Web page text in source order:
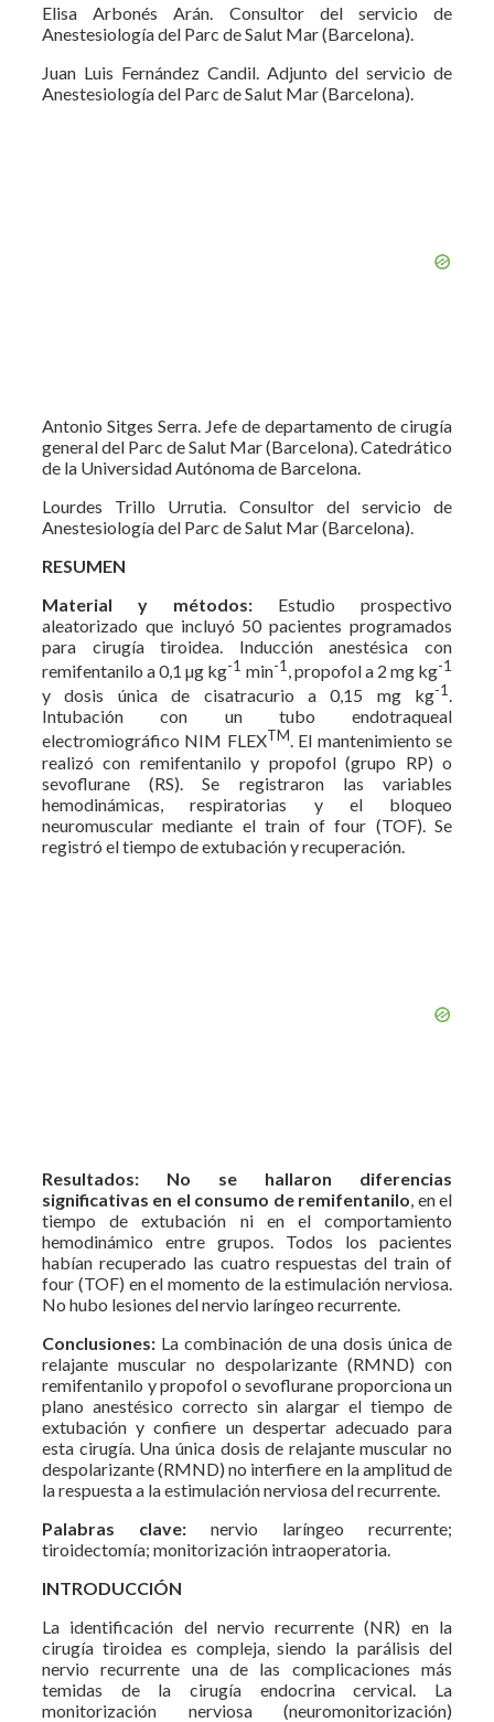
Elisa Arbonés Arán. Consultor del servicio de
Anestesiología del Parc de Salut Mar (Barcelona).
Juan Luis Fernández Candil. Adjunto del servicio de
Anestesiología del Parc de Salut Mar (Barcelona).
Antonio Sitges Serra. Jefe de departamento de cirugía
general del Parc de Salut Mar (Barcelona). Catedrático
de la Universidad Autónoma de Barcelona.
Lourdes Trillo Urrutia. Consultor del servicio de
Anestesiología del Parc de Salut Mar (Barcelona).
RESUMEN
Material y métodos: Estudio prospectivo
aleatorizado que incluyó 50 pacientes programados
para cirugía tiroidea. Inducción anestésica con
remifentanilo a 0,1 µg kg-1 min-1 , propofol a 2 mg kg-1
y dosis única de cisatracurio a 0,15 mg kg-1.
Intubación con un tubo endotraqueal
electromiográfico NIM FLEXTM. El mantenimiento se
realizó con remifentanilo y propofol (grupo RP) o
sevoflurane (RS). Se registraron las variables
hemodinámicas, respiratorias y el bloqueo
neuromuscular mediante el train of four (TOF). Se
registró el tiempo de extubación y recuperación.
Resultados:
No se hallaron diferencias
significativas en el consumo de remifentanilo , en el
tiempo de extubación ni en el comportamiento
hemodinámico entre grupos. Todos los pacientes
habían recuperado las cuatro respuestas del train of
four (TOF) en el momento de la estimulación nerviosa.
No hubo lesiones del nervio laríngeo recurrente.
Conclusiones: La combinación de una dosis única de
relajante muscular no despolarizante (RMND) con
remifentanilo y propofol o sevoflurane proporciona un
plano anestésico correcto sin alargar el tiempo de
extubación y confiere un despertar adecuado para
esta cirugía. Una única dosis de relajante muscular no
despolarizante (RMND) no interfiere en la amplitud de
la respuesta a la estimulación nerviosa del recurrente.
Palabras clave: nervio laríngeo recurrente;
tiroidectomía; monitorización intraoperatoria.
INTRODUCCIÓN
La identificación del nervio recurrente (NR) en la
cirugía tiroidea es compleja, siendo la parálisis del
nervio recurrente una de las complicaciones más
temidas de la cirugía endocrina cervical. La
monitorización nerviosa (neuromonitorización)